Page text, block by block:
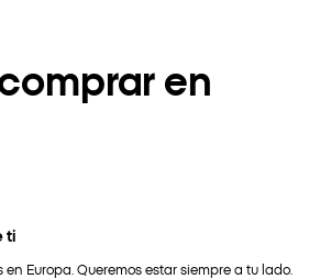
en
ti
en Europa. Queremos estar siempre a tu lado.